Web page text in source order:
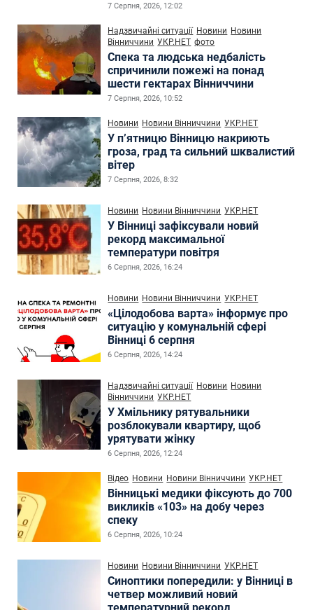
7 Серпня, 2026, 12:02
Надзвичайні ситуації Новини Новини
Вінниччини УКР.НЕТ фото
Спека та людська недбалість
спричинили пожежі на понад
шести гектарах Вінниччини
7 Серпня, 2026, 10:52
Новини Новини Вінниччини УКР.НЕТ
У п’ятницю Вінницю накриють
гроза, град та сильний шквалистий
вітер
7 Серпня, 2026, 8:32
Новини Новини Вінниччини УКР.НЕТ
У Вінниці зафіксували новий
рекорд максимальної
температури повітря
6 Серпня, 2026, 16:24
Новини Новини Вінниччини УКР.НЕТ
«Цілодобова варта» інформує про
ситуацію у комунальній сфері
Вінниці 6 серпня
6 Серпня, 2026, 14:24
Надзвичайні ситуації Новини Новини
Вінниччини УКР.НЕТ
У Хмільнику рятувальники
розблокували квартиру, щоб
урятувати жінку
6 Серпня, 2026, 12:24
Відео Новини Новини Вінниччини УКР.НЕТ
Вінницькі медики фіксують до 700
викликів «103» на добу через
спеку
6 Серпня, 2026, 10:24
Новини Новини Вінниччини УКР.НЕТ
Синоптики попередили: у Вінниці в
четвер можливий новий